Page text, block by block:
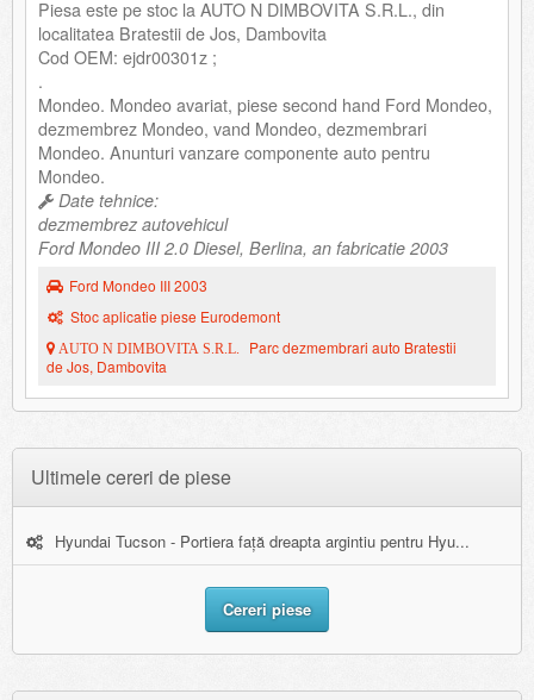
Piesa este pe stoc la AUTO N DIMBOVITA S.R.L., din
localitatea Bratestii de Jos, Dambovita
Cod OEM: ejdr00301z ;
.
Mondeo. Mondeo avariat, piese second hand Ford Mondeo,
dezmembrez Mondeo, vand Mondeo, dezmembrari
Mondeo. Anunturi vanzare componente auto pentru
Mondeo.
Date tehnice:
dezmembrez autovehicul
Ford Mondeo III 2.0 Diesel, Berlina, an fabricatie 2003
Ford Mondeo III 2003
Stoc aplicatie piese Eurodemont
AUTO N DIMBOVITA S.R.L.
Parc dezmembrari auto Bratestii
de Jos, Dambovita
Ultimele cereri de piese
Hyundai Tucson - Portiera față dreapta argintiu pentru Hyu...
Cereri piese